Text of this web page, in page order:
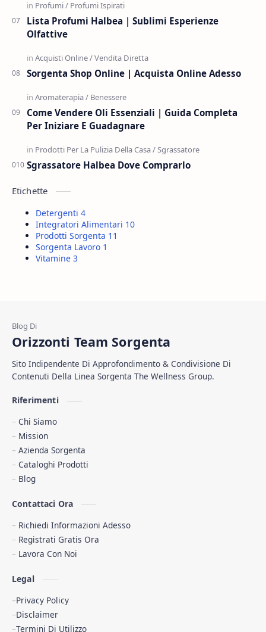
Lista Profumi Halbea | Sublimi Esperienze
Olfattive
Sorgenta Shop Online | Acquista Online Adesso
Come Vendere Oli Essenziali | Guida Completa
Per Iniziare E Guadagnare
Sgrassatore Halbea Dove Comprarlo
Etichette
Detergenti 4
Integratori Alimentari 10
Prodotti Sorgenta 11
Sorgenta Lavoro 1
Vitamine 3
Orizzonti Team Sorgenta
Sito Indipendente Di Approfondimento & Condivisione Di
Contenuti Della Linea Sorgenta The Wellness Group.
Riferimenti
Chi Siamo
Mission
Azienda Sorgenta
Cataloghi Prodotti
Blog
Contattaci Ora
Richiedi Informazioni Adesso
Registrati Gratis Ora
Lavora Con Noi
Legal
Privacy Policy
Disclaimer
Termini Di Utilizzo